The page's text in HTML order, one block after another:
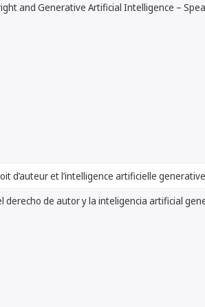
and Generative Artificial Intelligence –
d’auteur et l’intelligence artificielle
derecho de autor y la inteligencia artificial